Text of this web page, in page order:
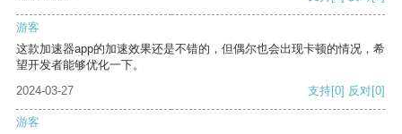
游客
这款加速器app的加速效果还是不错的，但偶尔也会出现卡顿的情况，希
望开发者能够优化一下。
2024-03-27
支持[0] 反对[0]
游客